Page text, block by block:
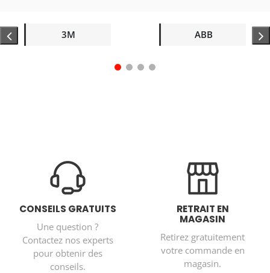
3M ABB
CONSEILS GRATUITS
Une question ?
Contactez nos experts
pour obtenir des
conseils.
RETRAIT EN
MAGASIN
Retirez gratuitement
votre commande en
magasin.